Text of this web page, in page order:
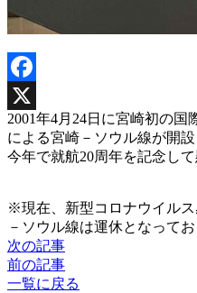
Facebook
X
2001年4月24日に宮崎初の
による宮崎－ソウル線が開設
今年で就航20周年を記念し
※現在、新型コロナウイル
－ソウル線は運休となってお
次の記事
前の記事
一覧に戻る